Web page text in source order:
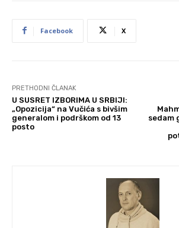
Facebook X
PRETHODNI ČLANAK
U SUSRET IZBORIMA U SRBIJI:
„Opozicija“ na Vučića s bivšim
generalom i podrškom od 13
posto
sedam